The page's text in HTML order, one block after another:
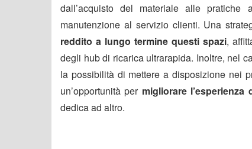
dall’acquisto del materiale alle pratiche
manutenzione al servizio clienti. Una
reddito a lungo termine questi spazi,
degli hub di ricarica ultrarapida. Inoltre, nel
la possibilità di mettere a disposizione nei
un’opportunità per migliorare l’esperienza
dedica ad altro.